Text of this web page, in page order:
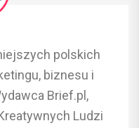
polskich
biznesu i
Brief.pl,
Ludzi